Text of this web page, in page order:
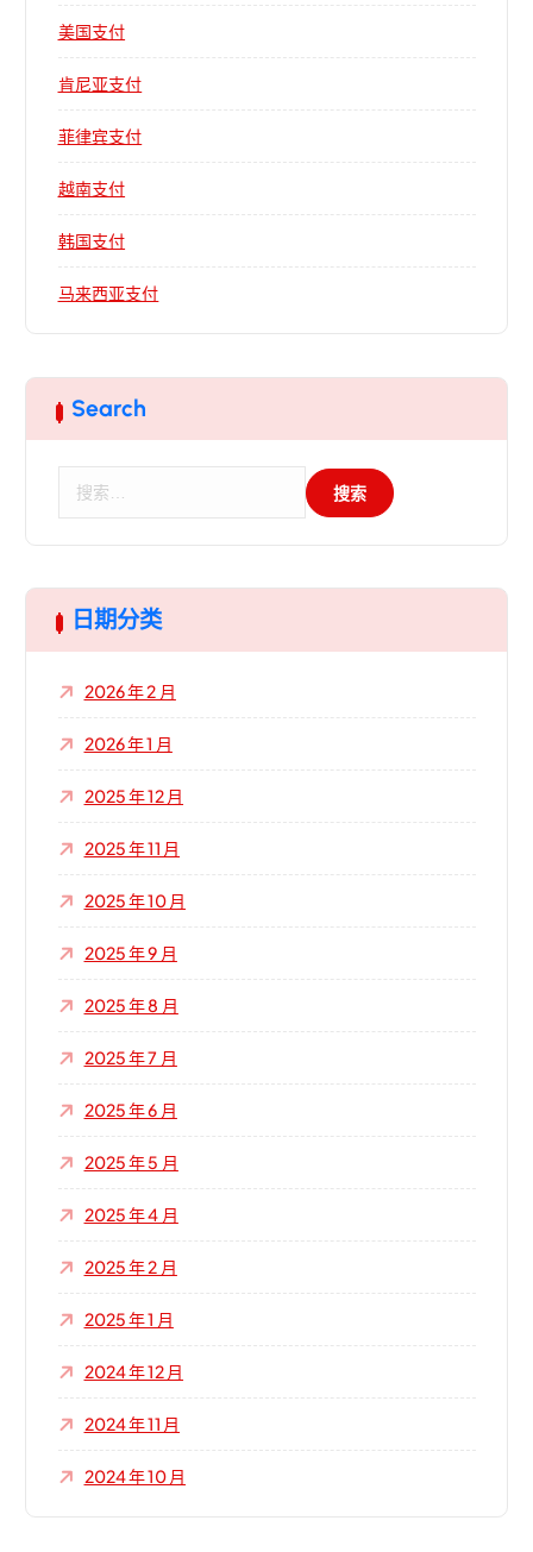
美国支付
肯尼亚支付
菲律宾支付
越南支付
韩国支付
马来西亚支付
Search
日期分类
2026 年 2 月
2026 年 1 月
2025 年 12 月
2025 年 11 月
2025 年 10 月
2025 年 9 月
2025 年 8 月
2025 年 7 月
2025 年 6 月
2025 年 5 月
2025 年 4 月
2025 年 2 月
2025 年 1 月
2024 年 12 月
2024 年 11 月
2024 年 10 月